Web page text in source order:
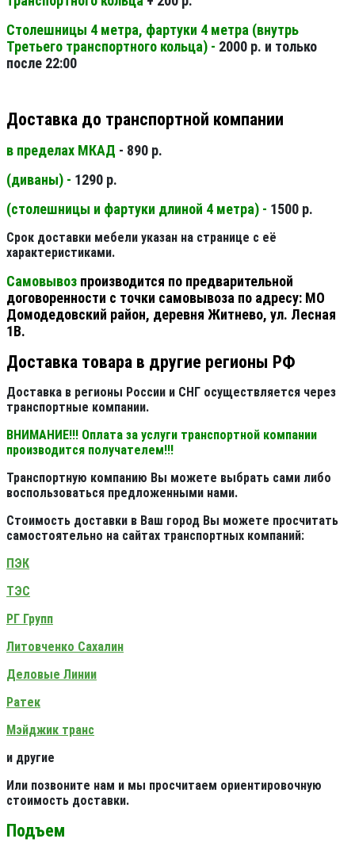
Столешницы 4 метра, фартуки 4 метра (внутрь
Третьего транспортного кольца) - 2000 р. и только
после 22:00
Доставка до транспортной компании
в пределах МКАД - 890 р.
(диваны) - 1290 р.
(столешницы и фартуки длиной 4 метра) - 1500 р.
Срок доставки мебели указан на странице с её
характеристиками.
Самовывоз производится по предварительной
договоренности с точки самовывоза по адресу: МО
Домодедовский район, деревня Житнево, ул. Лесная
1В.
Доставка товара в другие регионы РФ
Доставка в регионы России и СНГ осуществляется через
транспортные компании.
ВНИМАНИЕ!!! Оплата за услуги транспортной компании
производится получателем!!!
Транспортную компанию Вы можете выбрать сами либо
воспользоваться предложенными нами.
Стоимость доставки в Ваш город Вы можете просчитать
самостоятельно на сайтах транспортных компаний:
ПЭК
ТЭС
РГ Групп
Литовченко Сахалин
Деловые Линии
Ратек
Мэйджик транс
и другие
Или позвоните нам и мы просчитаем ориентировочную
стоимость доставки.
Подъем